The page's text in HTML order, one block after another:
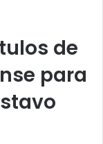
de
para